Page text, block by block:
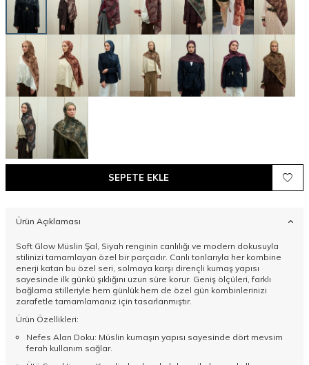
SEPETE EKLE
Ürün Açıklaması
Soft Glow Müslin Şal, Siyah renginin canlılığı ve modern dokusuyla
stilinizi tamamlayan özel bir parçadır. Canlı tonlarıyla her kombine
enerji katan bu özel seri, solmaya karşı dirençli kumaş yapısı
sayesinde ilk günkü şıklığını uzun süre korur. Geniş ölçüleri, farklı
bağlama stilleriyle hem günlük hem de özel gün kombinlerinizi
zarafetle tamamlamanız için tasarlanmıştır.
Ürün Özellikleri:
Nefes Alan Doku: Müslin kumaşın yapısı sayesinde dört mevsim
ferah kullanım sağlar.